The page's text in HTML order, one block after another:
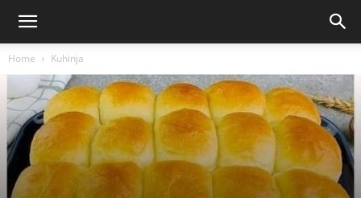
Home Kuhinja